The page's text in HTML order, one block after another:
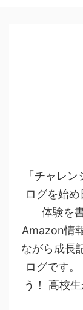
「チャレ
ログを始
体験を
Amazon情
ながら成長
ログです
う！ 高校